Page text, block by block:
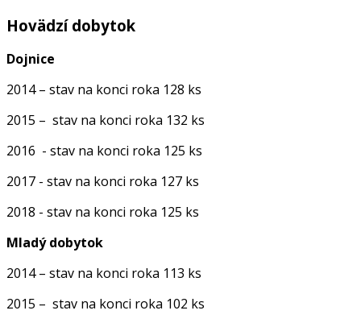
Hovädzí dobytok
Dojnice
2014 – stav na konci roka 128 ks
2015 – stav na konci roka 132 ks
2016 - stav na konci roka 125 ks
2017 - stav na konci roka 127 ks
2018 - stav na konci roka 125 ks
Mladý dobytok
2014 – stav na konci roka 113 ks
2015 – stav na konci roka 102 ks